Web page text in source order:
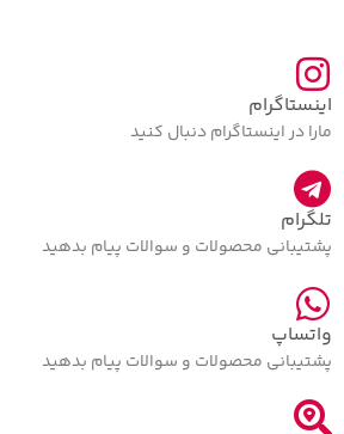
اینستاگرام
مارا در اینستاگرام دنبال کنید
تلگرام
پشتیبانی محصولات و سوالات پیام بدهید
واتساپ
پشتیبانی محصولات و سوالات پیام بدهید